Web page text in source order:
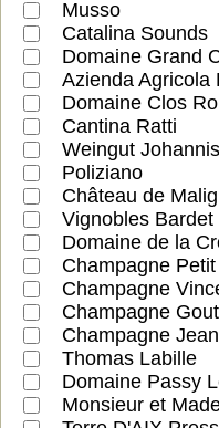
Musso
Catalina Sounds
Domaine Grand
Azienda Agricola
Domaine Clos
Cantina Ratti
Weingut
Poliziano
Château de
Vignobles Bardet
Domaine de la
Champagne
Champagne
Champagne
Champagne
Thomas Labille
Domaine Passy
Monsieur et